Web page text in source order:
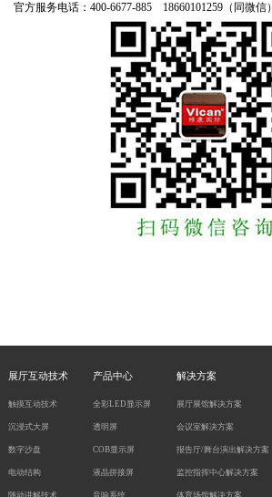
官方服务电话：400-6677-885 18660101259（同微信）
展厅互动技术
触摸互动技术
沉浸式大屏
数字沙盘
电动结构
随动讲解技术
产品中心
全彩LED显示屏
透明屏
COB显示屏
液晶拼接屏
音响系统
解决方案
展厅展馆解决方案
会议室解决方案
报告厅/舞台演出解决方案
监控指挥中心解决方案
体育场馆解决方案